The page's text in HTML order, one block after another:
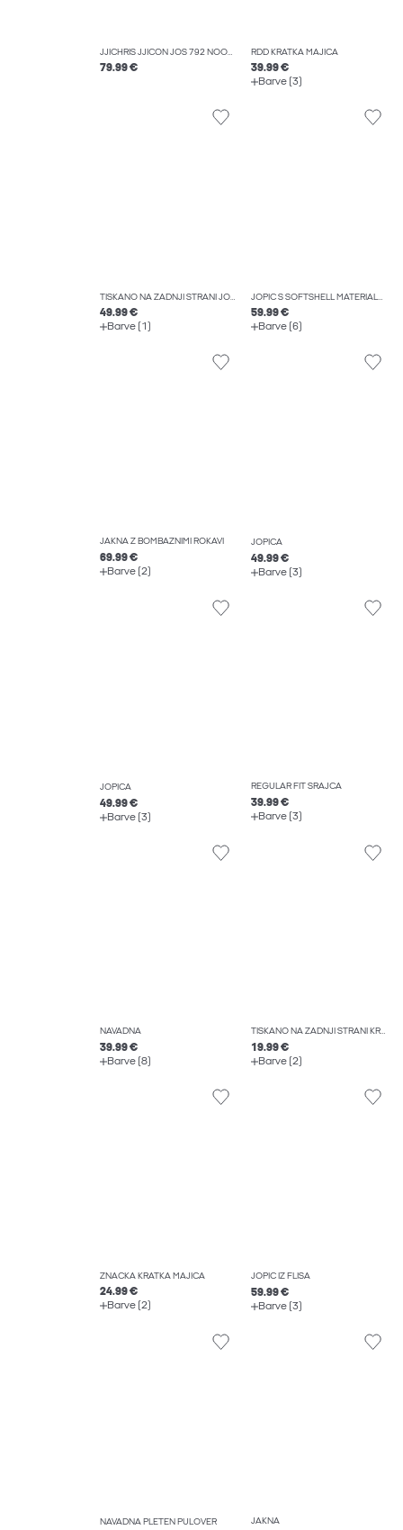
JJICHRIS JJICON JOS 792 NOOS KAVBOJKE S ŠIROKIM KROJEM
79.99 €
RDD KRATKA MAJICA
39.99 €
Barve (3)
TISKANO NA ZADNJI STRANI JOPICA
49.99 €
Barve (1)
JOPIČ S SOFTSHELL MATERIALOM
59.99 €
Barve (6)
JAKNA Z BOMBAŽNIMI ROKAVI
69.99 €
Barve (2)
JOPICA
49.99 €
Barve (3)
JOPICA
49.99 €
Barve (3)
REGULAR FIT SRAJCA
39.99 €
Barve (3)
NAVADNA
39.99 €
Barve (8)
TISKANO NA ZADNJI STRANI KRATKA MAJICA
19.99 €
Barve (2)
ZNAČKA KRATKA MAJICA
24.99 €
Barve (2)
JOPIČ IZ FLISA
59.99 €
Barve (3)
NAVADNA PLETEN PULOVER JAKNA